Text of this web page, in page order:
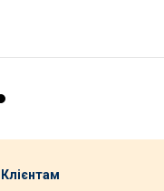
Клієнтам